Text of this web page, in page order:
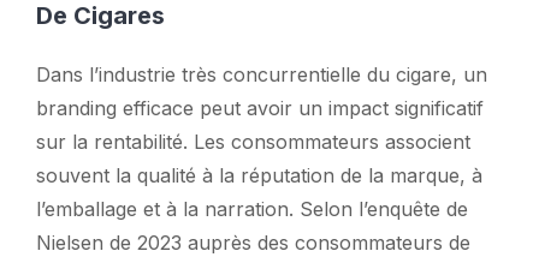
De Cigares
Dans l’industrie très concurrentielle du cigare, un
branding efficace peut avoir un impact significatif
sur la rentabilité. Les consommateurs associent
souvent la qualité à la réputation de la marque, à
l’emballage et à la narration. Selon l’enquête de
Nielsen de 2023 auprès des consommateurs de